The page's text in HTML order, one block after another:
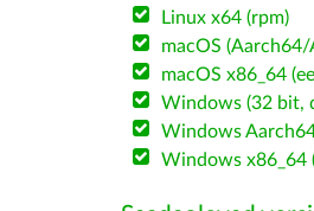
Linux x64 (rpm)
macOS
macOS x86_64
Windows (32 bit,
Windows
Windows x86_64